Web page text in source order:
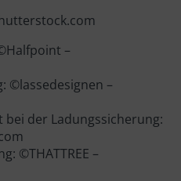
–
©lassedesignen –
der Ladungssicherung:
©THATTREE –